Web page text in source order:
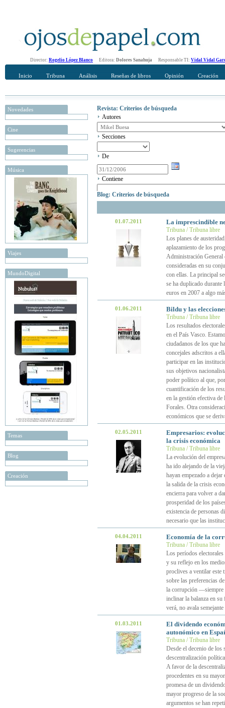
Director: Rogelio López Blanco Editora: Dolores Sanahuja Responsable TI: Vidal Vidal
Inicio Tribuna Análisis Reseñas de libros Opinión Creación
Novedades
Cine
Sugerencias
Música
Viajes
MundoDigital
Temas
Blog
Creación
Revista: Criterios de búsqueda
Autores
Secciones
De
Contiene
Blog: Criterios de búsqueda
01.07.2011 La imprescindible
Tribuna / Tribuna libre
Los planes de
aplazamiento de los
Administración General
consideradas en su
con ellas. La principal
se ha duplicado durante
euros en 2007 a algo
01.06.2011 Bildu y las
Tribuna / Tribuna libre
Los resultados
en el País Vasco.
ciudadanos de los que
concejales adscritos a
participar en las
sus objetivos
poder político al que,
cuantificación de los
en la gestión efectiva
Forales. Otra
económicos que se
02.05.2011
Empresarios:
la crisis económica
Tribuna / Tribuna libre
La evolución del
ha ido alejando de la
hayan empezado a
la salida de la crisis
encierra para volver a
prosperidad de los
existencia de personas
necesario que las
04.04.2011 Economía de la
Tribuna / Tribuna libre
Los períodos
y su reflejo en los
proclives a ventilar este
sobre las preferencias
la corrupción —siempre
inclinar la balanza en su
verá, no avala
01.03.2011
El dividendo
autonómico en
Tribuna / Tribuna libre
Desde el decenio de los
descentralización
A favor de la
procedentes en su
promesa de un
mayor progreso de la
argumentos se han